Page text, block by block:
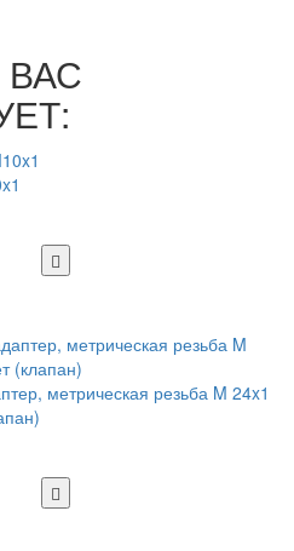
метрическая резьба M 24x1